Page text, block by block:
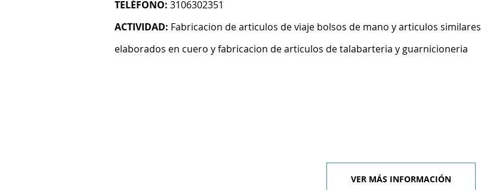
TELÉFONO: 3106302351
ACTIVIDAD: Fabricacion de articulos de viaje bolsos de mano y articulos similares
elaborados en cuero y fabricacion de articulos de talabarteria y guarnicioneria
VER MÁS INFORMACIÓN